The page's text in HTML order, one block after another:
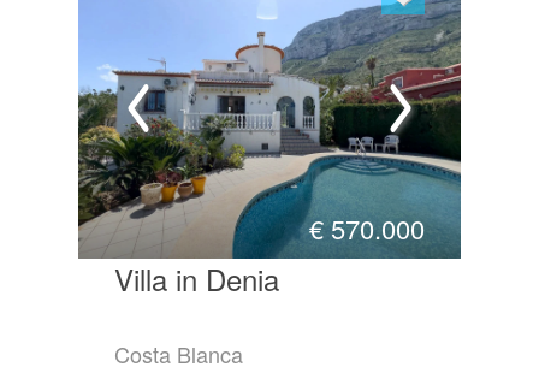
€ 570.000
Villa in Denia
Costa Blanca